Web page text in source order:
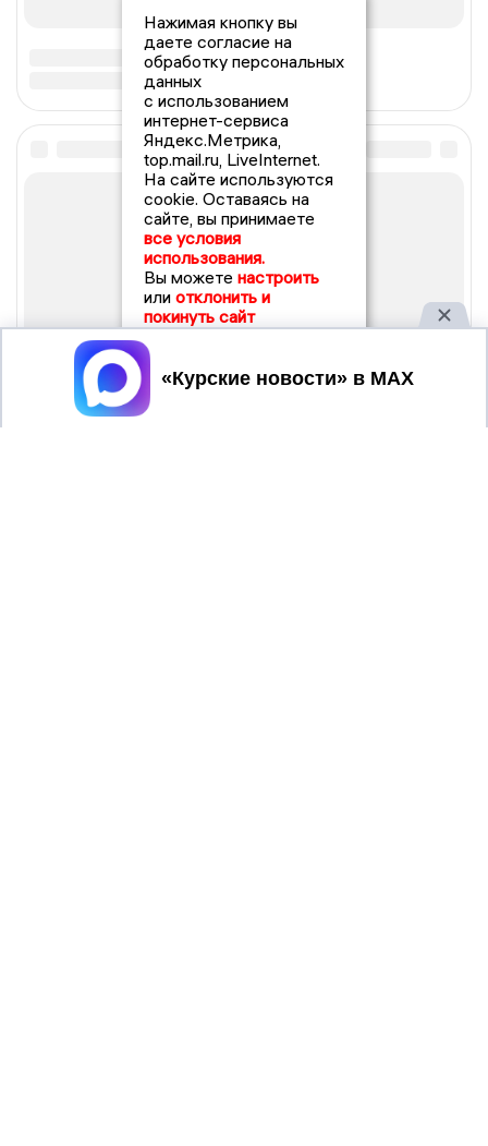
Нажимая кнопку вы
даете согласие на
обработку персональных
данных
с использованием
интернет-сервиса
Яндекс.Метрика,
top.mail.ru, LiveInternet.
На сайте используются
cookie. Оставаясь на
сайте, вы принимаете
все условия
использования.
Вы можете настроить
или отклонить и
покинуть сайт
Принять